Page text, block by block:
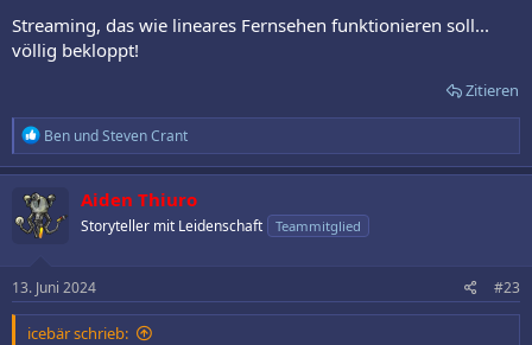
Streaming, das wie lineares Fernsehen funktionieren soll...
völlig bekloppt!
Zitieren
R
e
a
k
t
i
e
n
Ben undSteven Crant
Aiden Thiuro
Storyteller mit Leidenschaft Teammitglied
13. Juni 2024 #23
icebär schrieb: